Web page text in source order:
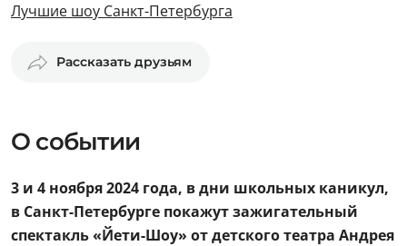
Лучшие шоу Санкт-Петербурга
Рассказать друзьям
О событии
3 и 4 ноября 2024 года, в дни школьных каникул,
в Санкт-Петербурге покажут зажигательный
спектакль «Йети-Шоу» от детского театра Андрея